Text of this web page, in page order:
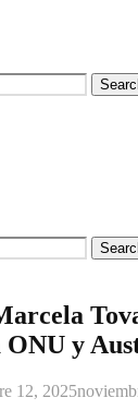
ONU y
12, 2025